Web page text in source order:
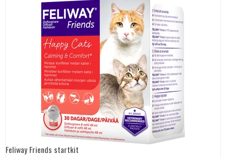
Feliway Friends startkit